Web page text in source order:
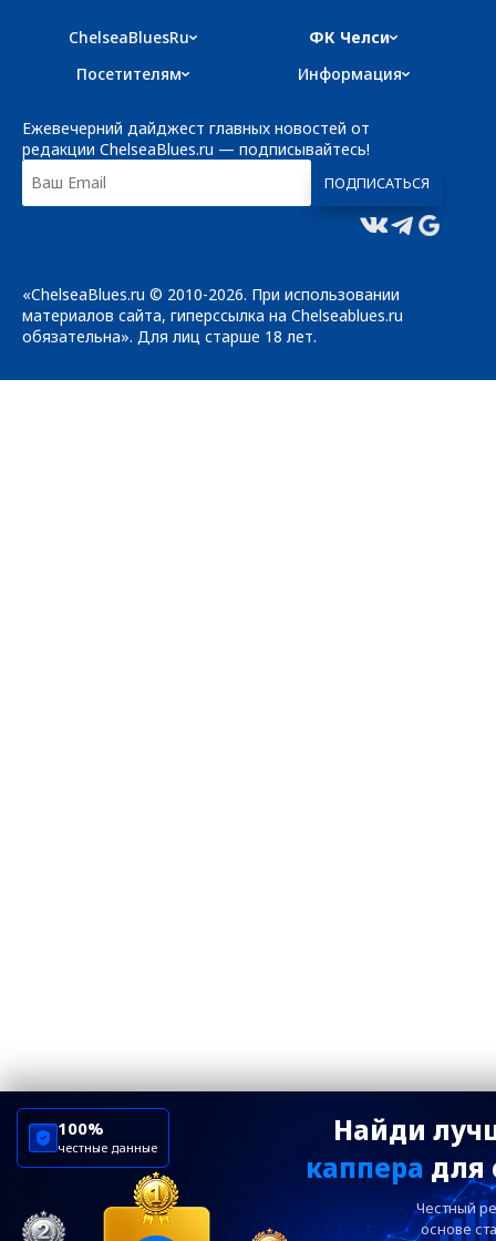
Найди
каппера для
Честный
основе
100%
честные данные
ChelseaBluesRu
ФК Челси
Посетителям
Информация
Ежевечерний дайджест главных новостей от
редакции ChelseaBlues.ru — подписывайтесь!
«ChelseaBlues.ru © 2010-2026. При использовании
материалов сайта, гиперссылка на Chelseablues.ru
обязательна». Для лиц старше 18 лет.